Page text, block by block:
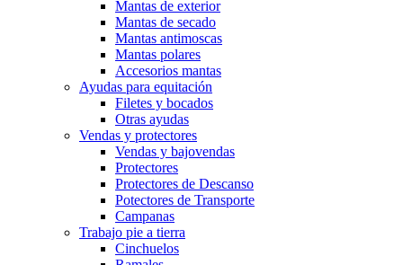
Mantas de exterior
Mantas de secado
Mantas antimoscas
Mantas polares
Accesorios mantas
Ayudas para equitación
Filetes y bocados
Otras ayudas
Vendas y protectores
Vendas y bajovendas
Protectores
Protectores de Descanso
Potectores de Transporte
Campanas
Trabajo pie a tierra
Cinchuelos